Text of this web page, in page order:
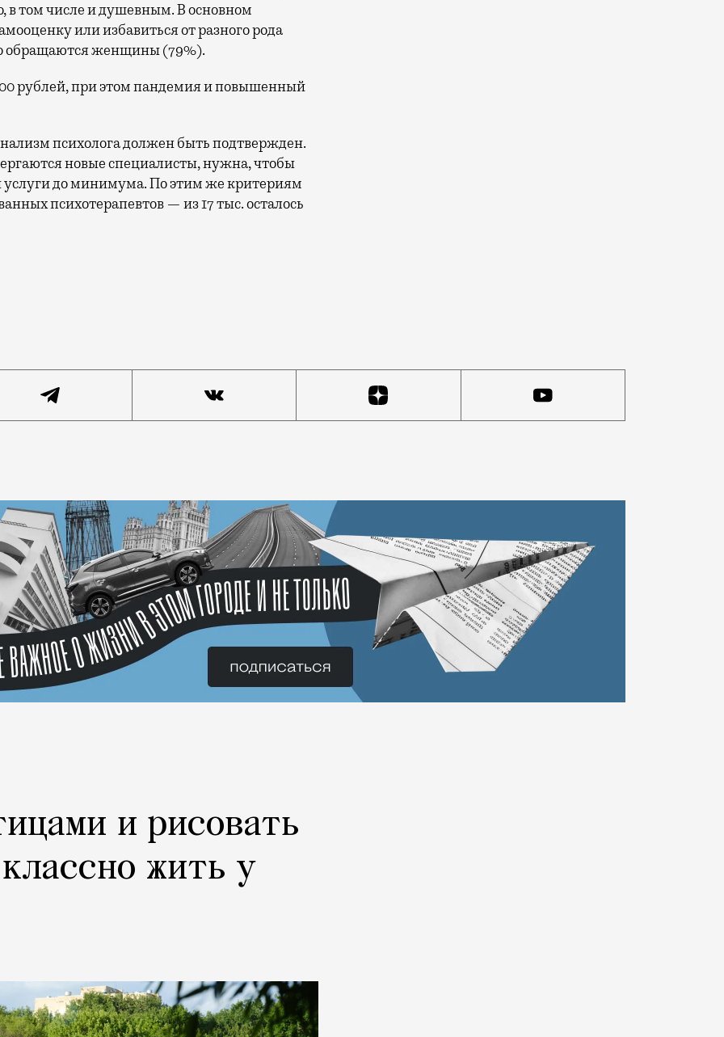
в том числе и душевным. В основном
или избавиться от разного рода
обращаются женщины (79%).
рублей, при этом пандемия и повышенный
психолога должен быть подтвержден.
новые специалисты, нужна, чтобы
услуги до минимума. По этим же критериям
психотерапевтов — из 17 тыс. осталось
проведенного экспертами портала Profi.ru. Да, москвичи стали чаще обращаться к психологам, и
и рисовать
жить у